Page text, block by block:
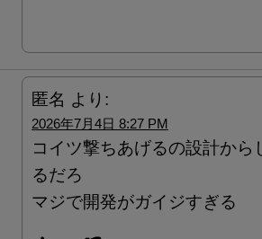
匿名 より:
2026年7月4日 8:27 PM
コイツ撃ちあげるの設計から
るだろ
マジで開発がガイジすぎる